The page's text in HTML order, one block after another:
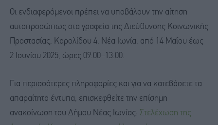
Οι ενδιαφερόμενοι πρέπει να υποβάλουν την αίτηση
αυτοπροσώπως στα γραφεία της Διεύθυνσης Κοινωνικής
Προστασίας, Καρολίδου 4, Νέα Ιωνία, από 14 Μαΐου έως
2 Ιουνίου 2025, ώρες 09:00–13:00.
Για περισσότερες πληροφορίες και για να κατεβάσετε τα
απαραίτητα έντυπα, επισκεφθείτε την επίσημη
ανακοίνωση του Δήμου Νέας Ιωνίας: Στελέχωση της